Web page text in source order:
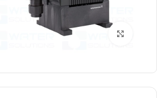
برای بزرگنمایی کلیک کنید